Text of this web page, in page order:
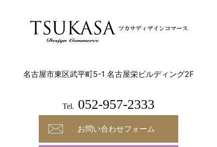
名古屋市東区武平町5-1 名古屋栄ビルディング2F
Tel. 052-957-2333
お問い合わせフォーム